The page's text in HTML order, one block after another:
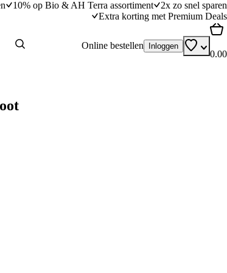
10% op Bio & AH Terra assortiment
2x zo snel sparen
Extra korting met Premium Deals
Online bestellen Inloggen
0.00